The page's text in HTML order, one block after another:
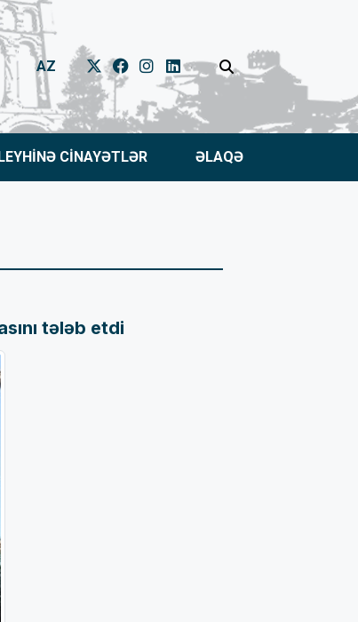
AZ
CİNAYƏTLƏR ƏLAQƏ
tələb etdi